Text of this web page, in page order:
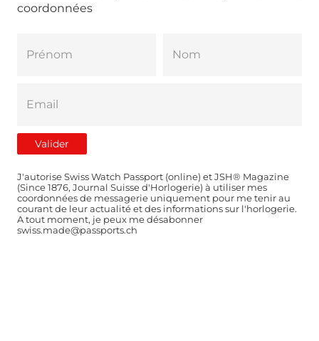
coordonnées
J'autorise Swiss Watch Passport (online) et JSH® Magazine
(Since 1876, Journal Suisse d'Horlogerie) à utiliser mes
coordonnées de messagerie uniquement pour me tenir au
courant de leur actualité et des informations sur l'horlogerie.
A tout moment, je peux me désabonner
swiss.made@passports.ch